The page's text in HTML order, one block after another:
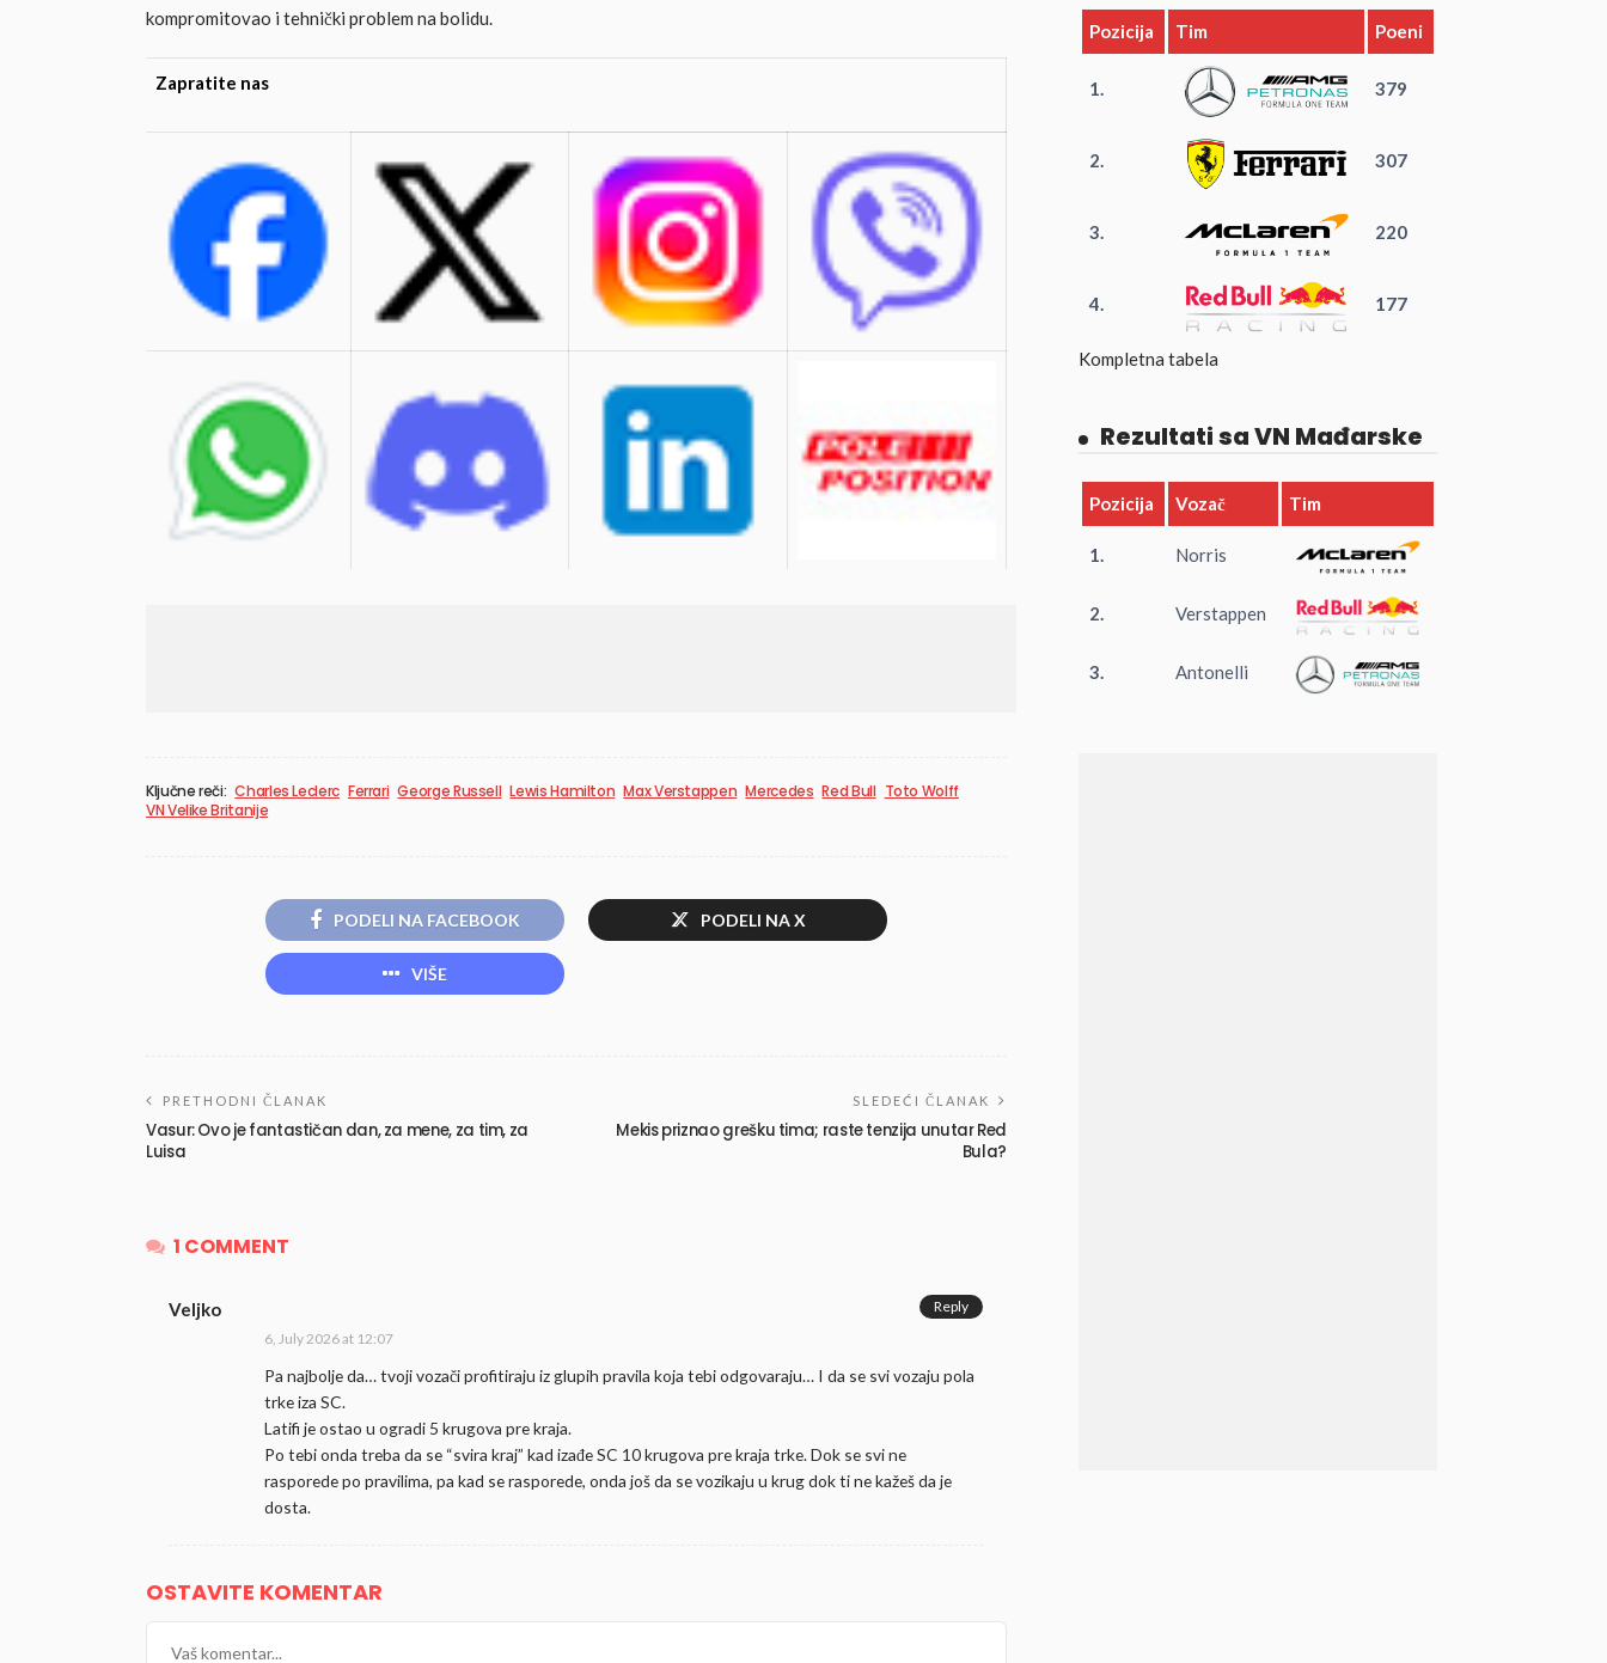
kompromitovao i tehnički problem na bolidu.
Zapratite nas
Ključne reči: Charles Leclerc Ferrari George Russell Lewis Hamilton Max Verstappen Mercedes Red Bull Toto Wolff
VN Velike Britanije
PODELI NA FACEBOOK PODELI NA X
VIŠE
PRETHODNI ČLANAK
Vasur: Ovo je fantastičan dan, za mene, za tim, za
Luisa
SLEDEĆI ČLANAK
Mekis priznao grešku tima; raste tenzija unutar Red
Bula?
1 COMMENT
Veljko
6, July 2026 at 12:07
Pa najbolje da… tvoji vozači profitiraju iz glupih pravila koja tebi odgovaraju… I da se svi vozaju pola
trke iza SC.
Latifi je ostao u ogradi 5 krugova pre kraja.
Po tebi onda treba da se “svira kraj” kad izađe SC 10 krugova pre kraja trke. Dok se svi ne
rasporede po pravilima, pa kad se rasporede, onda još da se vozikaju u krug dok ti ne kažeš da je
dosta.
Reply
OSTAVITE KOMENTAR
Pozicija Tim Poeni
1. 379
2. 307
3. 220
4. 177
Kompletna tabela
Rezultati sa VN Mađarske
Pozicija Vozač Tim
1. Norris
2. Verstappen
3. Antonelli